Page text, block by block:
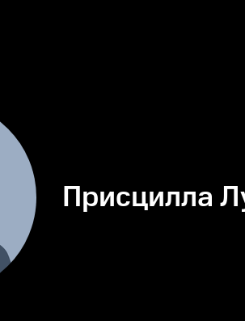
Присцилла